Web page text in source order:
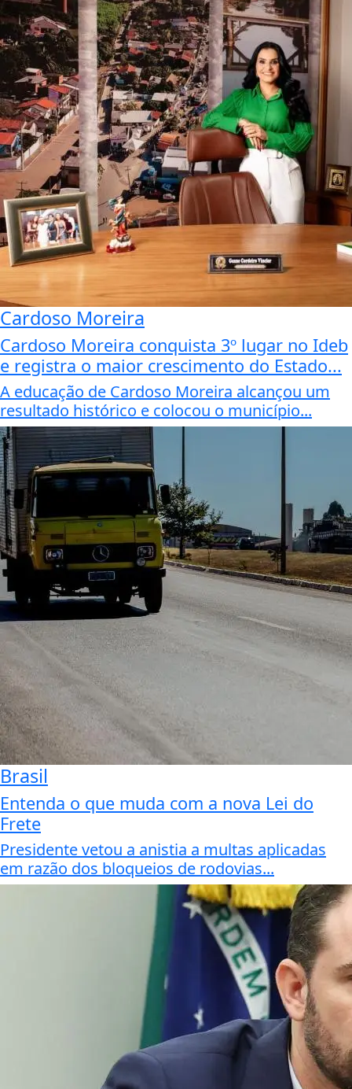
Cardoso Moreira
Cardoso Moreira conquista 3º lugar no Ideb
e registra o maior crescimento do Estado...
A educação de Cardoso Moreira alcançou um
resultado histórico e colocou o município...
Brasil
Entenda o que muda com a nova Lei do
Frete
Presidente vetou a anistia a multas aplicadas
em razão dos bloqueios de rodovias...